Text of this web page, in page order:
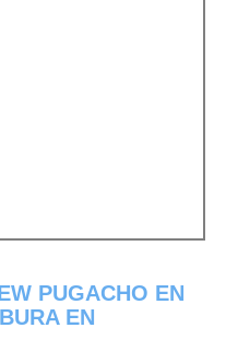
PUGACHO EN
EN